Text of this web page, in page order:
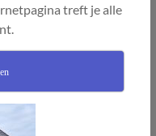
treft je alle